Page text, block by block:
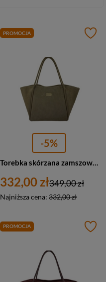
PROMOCJA
-5%
Torebka skórzana zamszowa damska Barberini's 1008-2 shopperka A4 beżowa
332,00 zł
Najniższa cena: 332,00 zł
349,00 zł
PROMOCJA